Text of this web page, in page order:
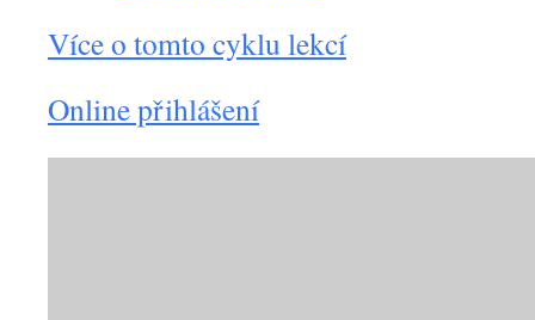
Více o tomto cyklu lekcí
Online přihlášení